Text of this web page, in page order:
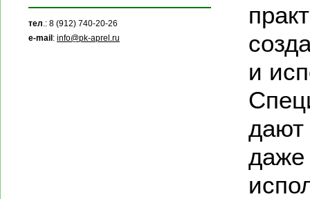
тел .: 8 (912) 740-20-26
e-mail : info@pk-aprel.ru
и
дают
даже